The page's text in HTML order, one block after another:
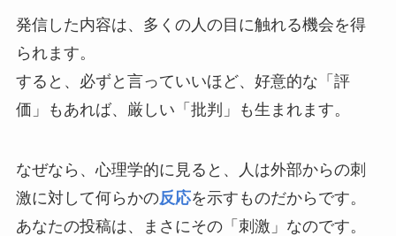
発信した内容は、多くの人の目に触れる機会を得
られます。
すると、必ずと言っていいほど、好意的な「評
価」もあれば、厳しい「批判」も生まれます。
なぜなら、心理学的に見ると、人は外部からの刺
激に対して何らかの反応を示すものだからです。
あなたの投稿は、まさにその「刺激」なのです。